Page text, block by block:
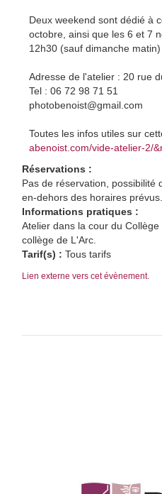
Deux weekend sont dédié à
octobre, ainsi que les 6 et 7
12h30 (sauf dimanche
Adresse de l'atelier : 20 rue
Tel : 06 72 98 71 51
photobenoist@gmail.com
Toutes les infos utiles sur
abenoist.com/vide-atelier-2/
Réservations :
Pas de réservation, possibilité
en-dehors des horaires prévus.
Informations pratiques :
Atelier dans la cour du
collège de L'Arc.
Tarif(s) : Tous tarifs
Lien externe vers cet évènement.